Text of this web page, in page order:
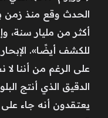
الحدث وقع منذ زمن
للكشف أيضًا».
على الرغم من أننا